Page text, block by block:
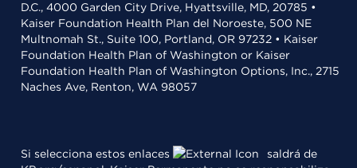
D.C., 4000 Garden City Drive, Hyattsville, MD, 20785 •
Kaiser Foundation Health Plan del Noroeste, 500 NE
Multnomah St., Suite 100, Portland, OR 97232 • Kaiser
Foundation Health Plan of Washington or Kaiser
Foundation Health Plan of Washington Options, Inc., 2715
Naches Ave, Renton, WA 98057
Si selecciona estos enlaces
saldrá de